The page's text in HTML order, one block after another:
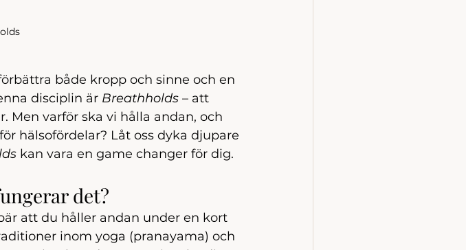
både kropp och sinne och en
disciplin är Breathholds – att
Men varför ska vi hålla andan, och
hälsofördelar? Låt oss dyka djupare
kan vara en game changer för dig.
det?
att du håller andan under en kort
inom yoga (pranayama) och